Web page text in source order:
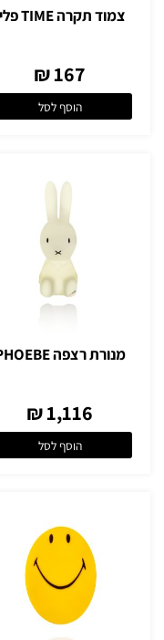
צמוד תקרה TIME פליז
167 ₪
הוסף לסל
מנורת רצפה PHOEBE
1,116 ₪
הוסף לסל